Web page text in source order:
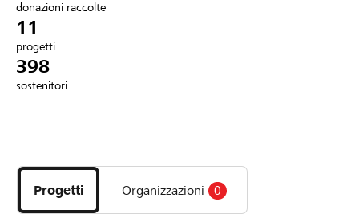
Collegarsi
DE FR IT
donazioni raccolte
11
progetti
398
sostenitori
i
progetti
e
Progetti Organizzazioni 0